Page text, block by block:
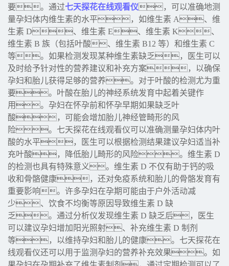
要。通过七天探花在线观看仪，可以准确地测
量孕妇体内维生素的水平，如维生素 A、维
生素 D、维生素 E、维生素 K、
维生素 B 族（包括叶酸、维生素 B12 等）和维生素 C
等。如果检测发现某种维生素缺乏，医生可以
及时给予针对性的营养建议和补充方案，以确保
孕妇和胎儿获得足够的营养。对于叶酸的检测尤为重
要。叶酸在胎儿的神经系统发育中起着关键作
用。孕妇在怀孕前和怀孕早期如果缺乏叶
酸，可能会增加胎儿神经管畸形的风
险。七天探花在线观看仪可以准确测量孕妇体内叶
酸的水平，医生可以根据检测结果建议孕妇适当补
充叶酸，降低胎儿畸形的风险。维生素 D
的检测也具有特殊意义。维生素 D 不仅有助于钙的吸
收和骨骼健康，还对免疫系统和胎儿的骨骼发育有
重要影响。许多孕妇在孕期可能由于户外活动减
少、饮食不均衡等原因导致维生素 D 缺
乏。通过分析仪发现维生素 D 缺乏后，医生
可以建议孕妇增加阳光照射、补充维生素 D 制剂
等，以维持孕妇和胎儿的健康。七天探花在
线观看仪还可以用于监测孕妇的营养补充效果。如